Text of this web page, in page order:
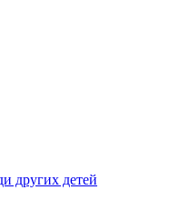
других детей